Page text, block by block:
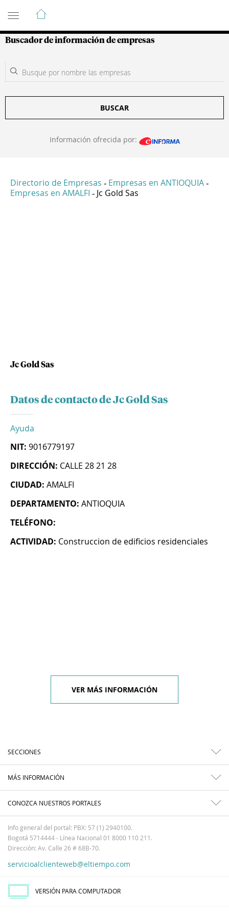
Guía de Empresas Colombianas
Buscador de información de empresas
BUSCAR
Información ofrecida por:
Directorio de Empresas - Empresas en ANTIOQUIA -
Empresas en AMALFI - Jc Gold Sas
Jc Gold Sas
Datos de contacto de Jc Gold Sas
Ayuda
NIT: 9016779197
DIRECCIÓN: CALLE 28 21 28
CIUDAD: AMALFI
DEPARTAMENTO: ANTIOQUIA
TELÉFONO:
ACTIVIDAD: Construccion de edificios residenciales
VER MÁS INFORMACIÓN
SECCIONES
MÁS INFORMACIÓN
CONOZCA NUESTROS PORTALES
Info general del portal: PBX: 57 (1) 2940100.
Bogotá 5714444 - Línea Nacional 01 8000 110 211.
Dirección: Av. Calle 26 # 68B-70.
servicioalclienteweb@eltiempo.com
VERSIÓN PARA COMPUTADOR